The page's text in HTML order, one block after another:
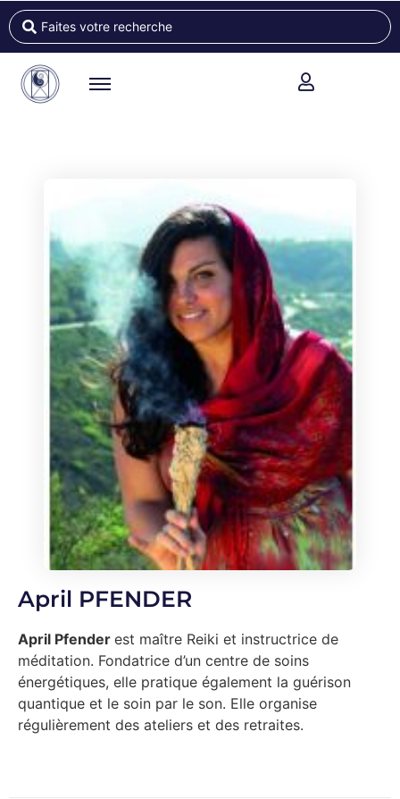
April PFENDER
April Pfender est maître Reiki et instructrice de
méditation. Fondatrice d’un centre de soins
énergétiques, elle pratique également la guérison
quantique et le soin par le son. Elle organise
régulièrement des ateliers et des retraites.